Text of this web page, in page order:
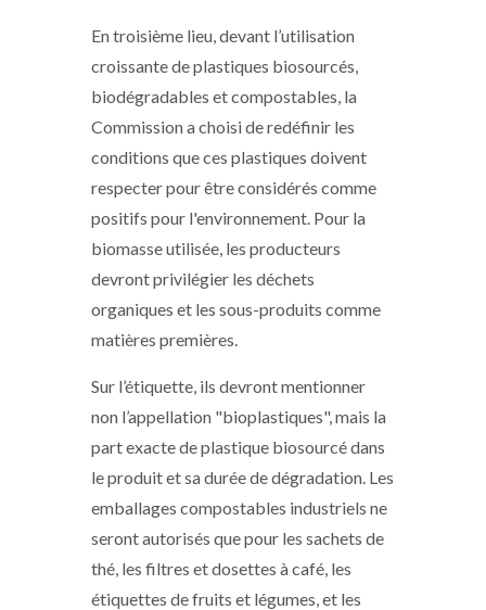
En troisième lieu, devant l’utilisation
croissante de plastiques biosourcés,
biodégradables et compostables, la
Commission a choisi de redéfinir les
conditions que ces plastiques doivent
respecter pour être considérés comme
positifs pour l'environnement. Pour la
biomasse utilisée, les producteurs
devront privilégier les déchets
organiques et les sous-produits comme
matières premières.
Sur l’étiquette, ils devront mentionner
non l’appellation "bioplastiques", mais la
part exacte de plastique biosourcé dans
le produit et sa durée de dégradation. Les
emballages compostables industriels ne
seront autorisés que pour les sachets de
thé, les filtres et dosettes à café, les
étiquettes de fruits et légumes, et les